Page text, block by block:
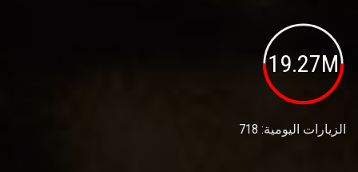
19.27M
الزيارات اليومية: 718